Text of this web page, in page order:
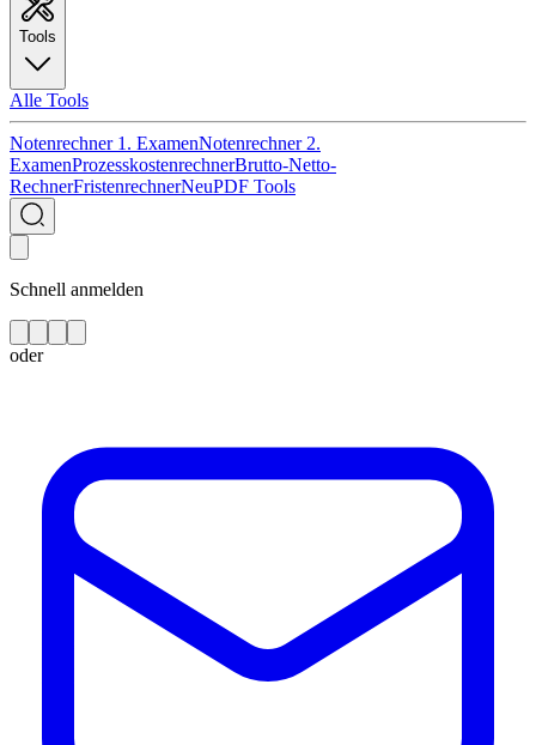
Tools
Alle Tools
Notenrechner 1. ExamenNotenrechner 2.
ExamenProzesskostenrechnerBrutto-Netto-
RechnerFristenrechnerNeuPDF Tools
Schnell anmelden
oder